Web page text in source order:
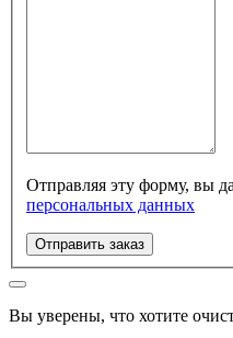
Отправляя эту форму, вы
персональных данных
Отправить заказ
Вы уверены, что хотите